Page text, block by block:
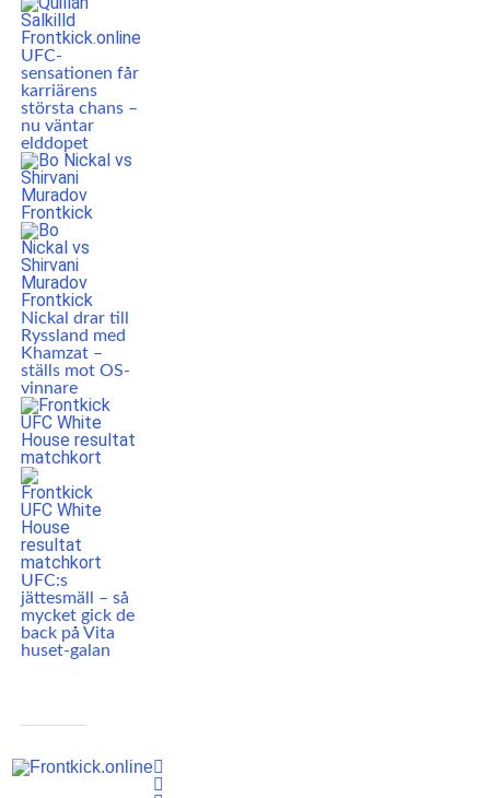
UFC-
sensationen får
karriärens
största chans –
nu väntar
elddopet
Nickal drar till
Ryssland med
Khamzat –
ställs mot OS-
vinnare
UFC:s
jättesmäll – så
mycket gick de
back på Vita
huset-galan